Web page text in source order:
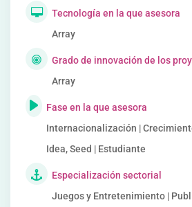
Tecnología en la que asesora
Array
Grado de innovación de los
Array
Fase en la que asesora
Internacionalización |
Idea, Seed | Estudiante
Especialización sectorial
Juegos y Entretenimiento |